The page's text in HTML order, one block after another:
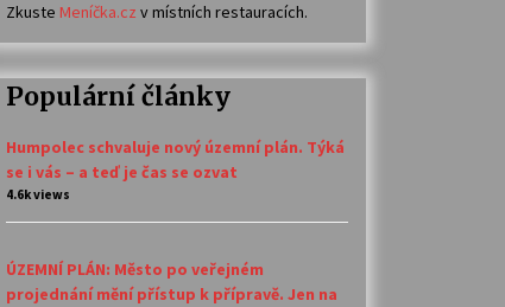
Zkuste Meníčka.cz v místních restauracích.
Populární články
Humpolec schvaluje nový územní plán. Týká
se i vás – a teď je čas se ozvat
4.6k views
ÚZEMNÍ PLÁN: Město po veřejném
projednání mění přístup k přípravě. Jen na